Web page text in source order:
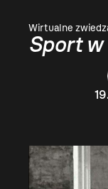
Wirtualne
Sport